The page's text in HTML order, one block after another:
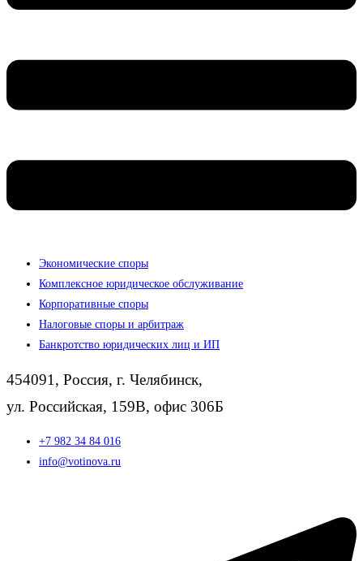
Экономические споры
Комплексное юридическое обслуживание
Корпоративные споры
Налоговые споры и арбитраж
Банкротство юридических лиц и ИП
454091, Россия, г. Челябинск,
ул. Российская, 159В, офис 306Б
+7 982 34 84 016
info@votinova.ru